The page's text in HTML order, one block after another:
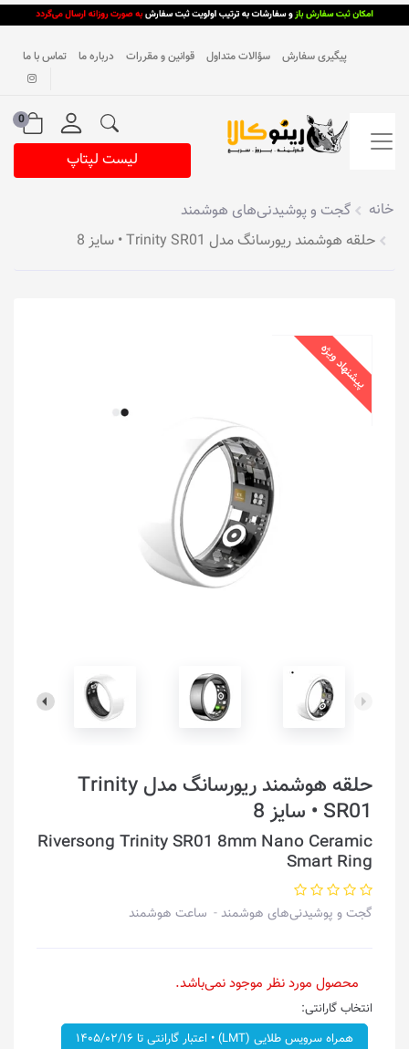
پیگیری سفارش سؤالات متداول قوانین و مقررات درباره ما تماس با ما
0
لیست لپتاپ
خانه
گجت و پوشیدنی‌های هوشمند
حلقه هوشمند ریورسانگ مدل Trinity SR01 • سایز 8
پیشنهاد ویژه
حلقه هوشمند ریورسانگ مدل Trinity
SR01 • سایز 8
Riversong Trinity SR01 8mm Nano Ceramic
Smart Ring
گجت و پوشیدنی‌های هوشمند ساعت هوشمند
محصول مورد نظر موجود نمی‌باشد.
انتخاب گارانتی:
همراه سرویس طلایی (LMT) • اعتبار گارانتی تا ۱۴۰۵/۰۲/۱۶